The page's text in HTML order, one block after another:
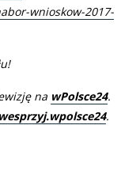
wnioskow-2017-
na wPolsce24.
wesprzyj.wpolsce24.